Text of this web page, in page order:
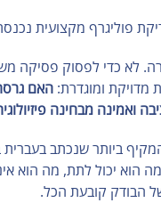
פוליגרף מקצועית
לא כדי לפסוק פסיקה
ומוגדרת: האם
ואמינה מבחינה
ביותר שנכתב
הוא יכול לתת, מה הוא
הבודק קובעת הכל.